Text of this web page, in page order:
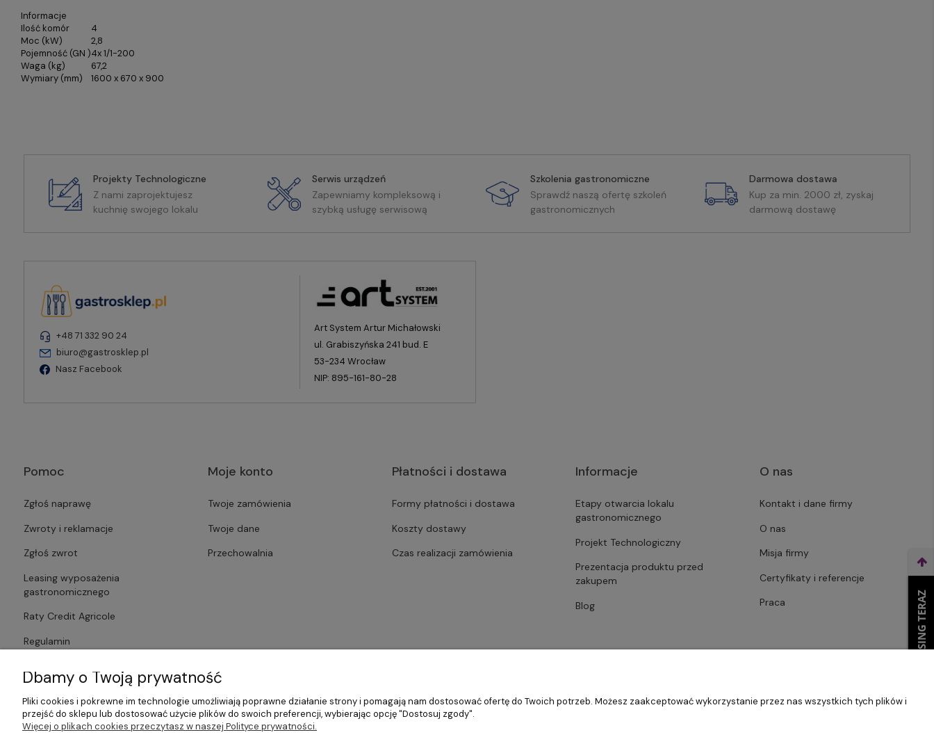
Informacje
Ilość komór
4
Moc (kW)
2,8
Pojemność (GN )4x 1/1-200
Waga (kg)
67,2
Wymiary (mm)
1600 x 670 x 900
Projekty Technologiczne
Z nami zaprojektujesz
kuchnię swojego lokalu
Serwis urządzeń
Zapewniamy kompleksową i
szybką usługę serwisową
Szkolenia gastronomiczne
Sprawdź naszą ofertę szkoleń
gastronomicznych
Darmowa dostawa
Kup za min. 2000 zł, zyskaj
darmową dostawę
+48 71 332 90 24
biuro@gastrosklep.pl
Nasz Facebook
Art System Artur Michałowski
ul. Grabiszyńska 241 bud. E
53-234 Wrocław
NIP: 895-161-80-28
Pomoc
Zgłoś naprawę
Zwroty i reklamacje
Zgłoś zwrot
Leasing wyposażenia
gastronomicznego
Raty Credit Agricole
Regulamin
Moje konto
Twoje zamówienia
Twoje dane
Przechowalnia
Płatności i dostawa
Formy płatności i dostawa
Koszty dostawy
Czas realizacji zamówienia
Informacje
Etapy otwarcia lokalu
gastronomicznego
Projekt Technologiczny
Prezentacja produktu przed
zakupem
Blog
O nas
Kontakt i dane firmy
O nas
Misja firmy
Certyfikaty i referencje
Praca
©2026 Wszelkie Prawa Zastrzeżone | Gastrosklep | Wyposażenie gastronomii, restauracji oraz barów
Dbamy o Twoją prywatność
Pliki cookies i pokrewne im technologie umożliwiają poprawne działanie strony i pomagają nam dostosować ofertę do Twoich potrzeb. Możesz zaakceptować wykorzystanie przez nas wszystkich tych plików i
przejść do sklepu lub dostosować użycie plików do swoich preferencji, wybierając opcję "Dostosuj zgody".
Więcej o plikach cookies przeczytasz w naszej Polityce prywatności.
WEŹ LEASING TERAZ